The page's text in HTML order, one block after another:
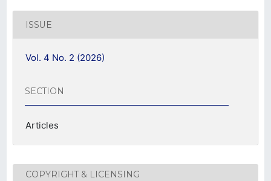
ISSUE
Vol. 4 No. 2 (2026)
SECTION
Articles
COPYRIGHT & LICENSING